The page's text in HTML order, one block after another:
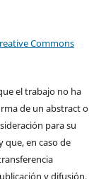
Commons
el trabajo no ha
de un abstract o
para su
en caso de
y difusión.